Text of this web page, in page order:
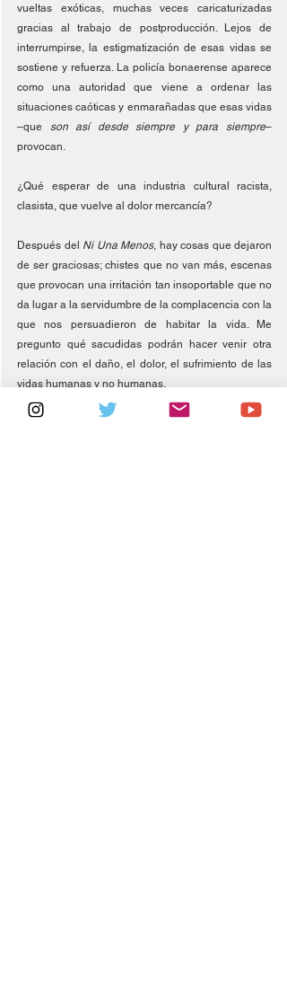
vueltas exóticas, muchas veces caricaturizadas
gracias al trabajo de postproducción. Lejos de
interrumpirse, la estigmatización de esas vidas se
sostiene y refuerza. La policía bonaerense aparece
como una autoridad que viene a ordenar las
situaciones caóticas y enmarañadas que esas vidas
–que son así desde siempre y para siempre–
provocan.
¿Qué esperar de una industria cultural racista,
clasista, que vuelve al dolor mercancía?
Después del Ni Una Menos, hay cosas que dejaron
de ser graciosas; chistes que no van más, escenas
que provocan una irritación tan insoportable que no
da lugar a la servidumbre de la complacencia con la
que nos persuadieron de habitar la vida. Me
pregunto qué sacudidas podrán hacer venir otra
relación con el daño, el dolor, el sufrimiento de las
vidas humanas y no humanas.